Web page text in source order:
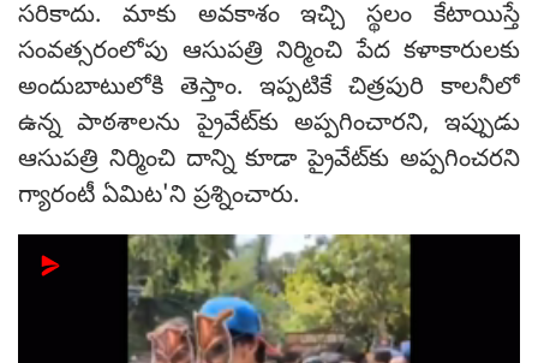
సరికాదు. మాకు అవకాశం ఇచ్చి స్థలం కేటాయిస్తే
సంవత్సరంలోపు ఆసుపత్రి నిర్మించి పేద కళాకారులకు
అందుబాటులోకి తెస్తాం. ఇప్పటికే చిత్రపురి కాలనీలో
ఉన్న పాఠశాలను ప్రైవేట్‌కు అప్పగించారని, ఇప్పుడు
ఆసుపత్రి నిర్మించి దాన్ని కూడా ప్రైవేట్‌కు అప్పగించరని
గ్యారంటీ ఏమిట'ని ప్రశ్నించారు.